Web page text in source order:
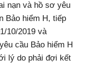
nạn và hồ sơ yêu
Bảo hiểm H, tiếp
10/2019 và
cầu Bảo hiểm H
lý do phải đợi kết